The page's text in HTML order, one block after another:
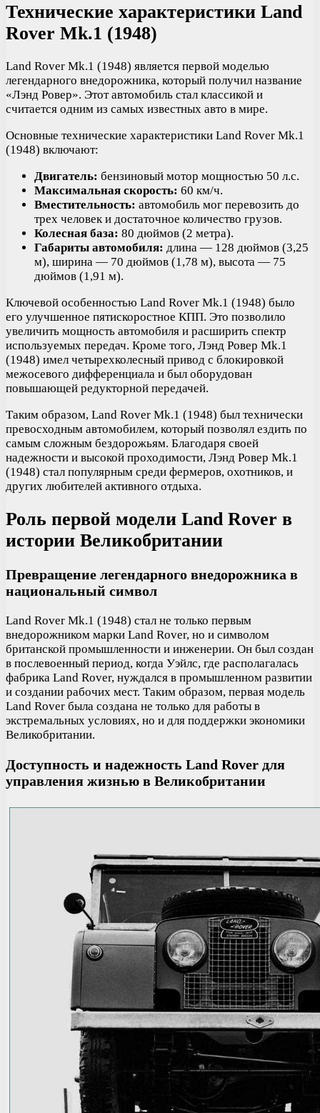
Технические характеристики Land
Rover Mk.1 (1948)
Land Rover Mk.1 (1948) является первой моделью
легендарного внедорожника, который получил название
«Лэнд Ровер». Этот автомобиль стал классикой и
считается одним из самых известных авто в мире.
Основные технические характеристики Land Rover Mk.1
(1948) включают:
Двигатель: бензиновый мотор мощностью 50 л.с.
Максимальная скорость: 60 км/ч.
Вместительность: автомобиль мог перевозить до
трех человек и достаточное количество грузов.
Колесная база: 80 дюймов (2 метра).
Габариты автомобиля: длина — 128 дюймов (3,25
м), ширина — 70 дюймов (1,78 м), высота — 75
дюймов (1,91 м).
Ключевой особенностью Land Rover Mk.1 (1948) было
его улучшенное пятискоростное КПП. Это позволило
увеличить мощность автомобиля и расширить спектр
используемых передач. Кроме того, Лэнд Ровер Mk.1
(1948) имел четырехколесный привод с блокировкой
межосевого дифференциала и был оборудован
повышающей редукторной передачей.
Таким образом, Land Rover Mk.1 (1948) был технически
превосходным автомобилем, который позволял ездить по
самым сложным бездорожьям. Благодаря своей
надежности и высокой проходимости, Лэнд Ровер Mk.1
(1948) стал популярным среди фермеров, охотников, и
других любителей активного отдыха.
Роль первой модели Land Rover в
истории Великобритании
Превращение легендарного внедорожника в
национальный символ
Land Rover Mk.1 (1948) стал не только первым
внедорожником марки Land Rover, но и символом
британской промышленности и инженерии. Он был создан
в послевоенный период, когда Уэйлс, где располагалась
фабрика Land Rover, нуждался в промышленном развитии
и создании рабочих мест. Таким образом, первая модель
Land Rover была создана не только для работы в
экстремальных условиях, но и для поддержки экономики
Великобритании.
Доступность и надежность Land Rover для
управления жизнью в Великобритании